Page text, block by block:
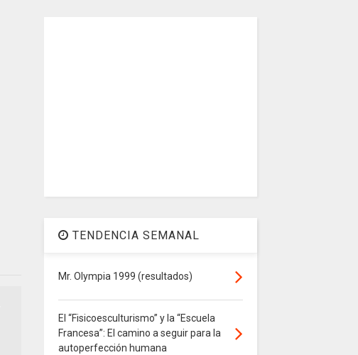
TENDENCIA SEMANAL
Mr. Olympia 1999 (resultados)
El “Fisicoesculturismo” y la “Escuela
Francesa”: El camino a seguir para la
autoperfección humana